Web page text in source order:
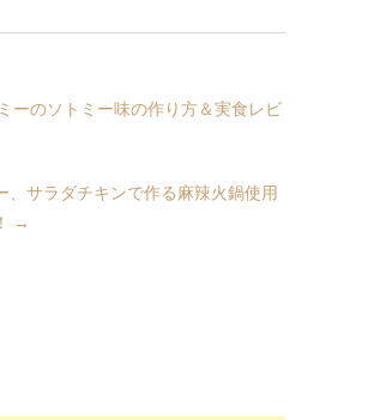
ーのソトミー味の作り方＆実食レビ
、サラダチキンで作る麻辣火鍋使用
→